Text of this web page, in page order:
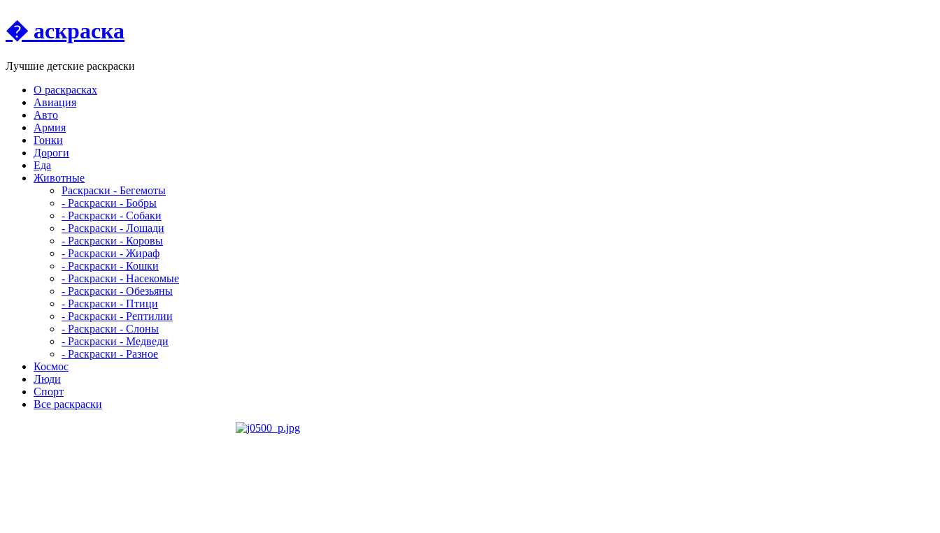
� аскраска
Лучшие детские раскраски
О раскрасках
Авиация
Авто
Армия
Гонки
Дороги
Еда
Животныe
Раскраски - Бегемоты
- Раскраски - Бобры
- Раскраски - Собаки
- Раскраски - Лошади
- Раскраски - Коровы
- Раскраски - Жираф
- Раскраски - Кошки
- Раскраски - Насекомые
- Раскраски - Обезьяны
- Раскраски - Птици
- Раскраски - Рептилии
- Раскраски - Слоны
- Раскраски - Медведи
- Раскраски - Разное
Космос
Люди
Спорт
Все раскраски